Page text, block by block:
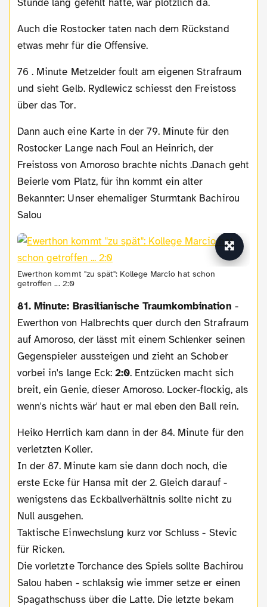
Auch die Rostocker taten nach dem Rückstand
etwas mehr für die Offensive.
76 . Minute Metzelder foult am eigenen Strafraum
und sieht Gelb. Rydlewicz schiesst den Freistoss
über das Tor.
Dann auch eine Karte in der 79. Minute für den
Rostocker Lange nach Foul an Heinrich, der
Freistoss von Amoroso brachte nichts .Danach geht
Beierle vom Platz, für ihn kommt ein alter
Bekannter: Unser ehemaliger Sturmtank Bachirou
Salou
Ewerthon kommt "zu spät": Kollege Marcio hat schon
getroffen ... 2:0
81. Minute: Brasilianische Traumkombination -
Ewerthon von Halbrechts quer durch den Strafraum
auf Amoroso, der lässt mit einem Schlenker seinen
Gegenspieler aussteigen und zieht an Schober
vorbei in's lange Eck: 2:0. Entzücken macht sich
breit, ein Genie, dieser Amoroso. Locker-flockig, als
wenn's nichts wär' haut er mal eben den Ball rein.
Heiko Herrlich kam dann in der 84. Minute für den
verletzten Koller.
In der 87. Minute kam sie dann doch noch, die
erste Ecke für Hansa mit der 2. Gleich darauf -
wenigstens das Eckballverhältnis sollte nicht zu
Null ausgehen.
Taktische Einwechslung kurz vor Schluss - Stevic
für Ricken.
Die vorletzte Torchance des Spiels sollte Bachirou
Salou haben - schlaksig wie immer setze er einen
Spagathschuss über die Latte. Die letzte bekam